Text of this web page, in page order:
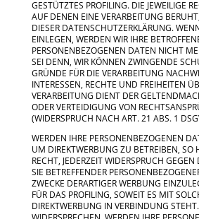
GESTÜTZTES PROFILING. DIE JEWEILIGE
AUF DENEN EINE VERARBEITUNG
DIESER DATENSCHUTZERKLÄRUNG.
EINLEGEN, WERDEN WIR IHRE
PERSONENBEZOGENEN DATEN NICHT
SEI DENN, WIR KÖNNEN ZWINGENDE
GRÜNDE FÜR DIE VERARBEITUNG
INTERESSEN, RECHTE UND FREIHEITEN
VERARBEITUNG DIENT DER
ODER VERTEIDIGUNG VON
(WIDERSPRUCH NACH ART. 21 ABS. 1
WERDEN IHRE PERSONENBEZOGENEN
UM DIREKTWERBUNG ZU BETREIBEN, SO
RECHT, JEDERZEIT WIDERSPRUCH
SIE BETREFFENDER
ZWECKE DERARTIGER WERBUNG
FÜR DAS PROFILING, SOWEIT ES MIT
DIREKTWERBUNG IN VERBINDUNG